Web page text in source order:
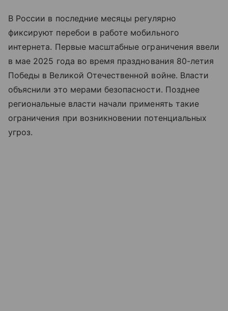
В России в последние месяцы регулярно
фиксируют перебои в работе мобильного
интернета. Первые масштабные ограничения ввели
в мае 2025 года во время празднования 80-летия
Победы в Великой Отечественной войне. Власти
объяснили это мерами безопасности. Позднее
региональные власти начали применять такие
ограничения при возникновении потенциальных
угроз.